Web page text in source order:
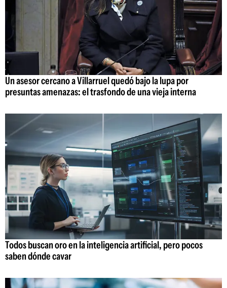
Un asesor cercano a Villarruel quedó bajo la lupa por
presuntas amenazas: el trasfondo de una vieja interna
Todos buscan oro en la inteligencia artificial, pero pocos
saben dónde cavar